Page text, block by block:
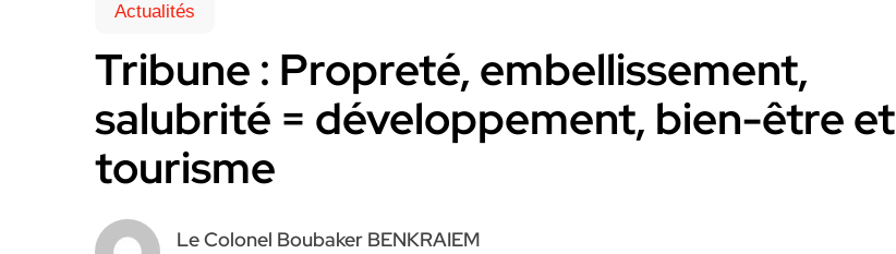
Actualités
Tribune : Propreté, embellissement,
salubrité = développement, bien-être et
tourisme
Le Colonel Boubaker BENKRAIEM